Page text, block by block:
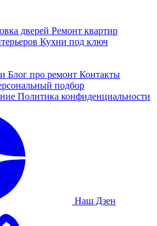
дверей Ремонт квартир
Кухни под ключ
Блог про ремонт Контакты
подбор
Политика конфиденциальности
Наш Дзен